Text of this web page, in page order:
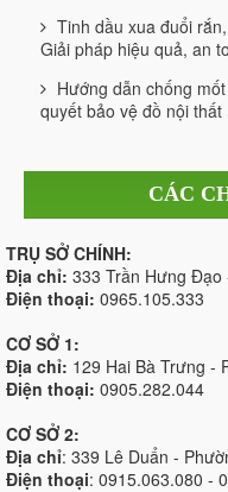
Tinh dầu xua đuổi
Giải pháp hiệu quả, an
Hướng dẫn chống
quyết bảo vệ đồ nội thất
CÁC
TRỤ SỞ CHÍNH:
Địa chỉ: 333 Trần Hưng Đạo
Điện thoại: 0965.105.333
CƠ SỞ 1:
Địa chỉ: 129 Hai Bà Trưng -
Điện thoại: 0905.282.044
CƠ SỞ 2:
Địa chỉ: 339 Lê Duẩn -
Điện thoại: 0915.063.080 -